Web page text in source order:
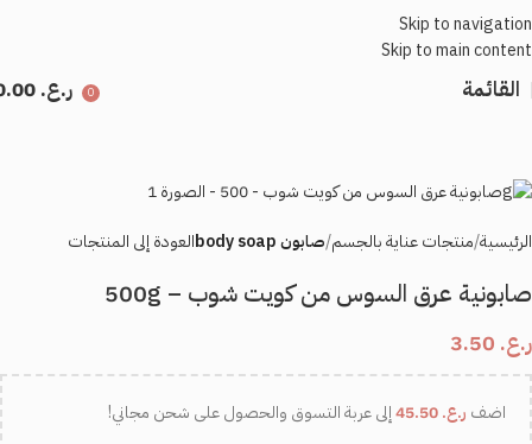
Skip to navigation
Skip to main content
القائمة 0 ر.ع.
الرئيسية منتجات عناية بالجسم صابون body soap العودة إلى المنتجات
صابونية عرق السوس من كويت شوب – 500g
ر.ع.
اضف ر.ع. إلى عربة التسوق والحصول على شحن مجاني!